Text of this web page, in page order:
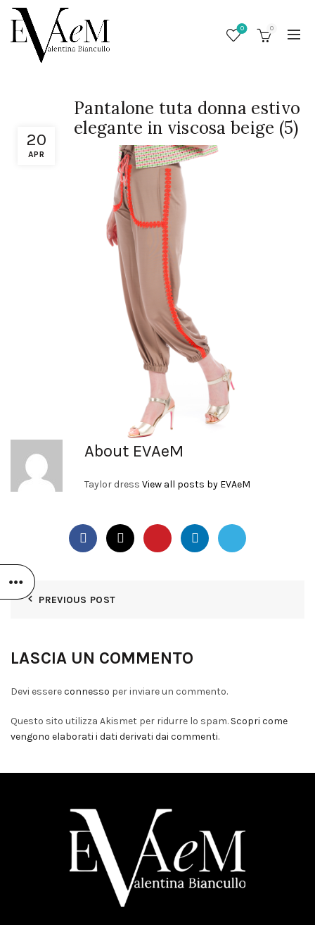
0 0
20
APR
Pantalone tuta donna estivo
elegante in viscosa beige (5)
About EVAeM
Taylor dress View all posts by EVAeM
PREVIOUS POST
LASCIA UN COMMENTO
Devi essereconnesso per inviare un commento.
Questo sito utilizza Akismet per ridurre lo spam. Scopri come
vengono elaborati i dati derivati dai commenti.